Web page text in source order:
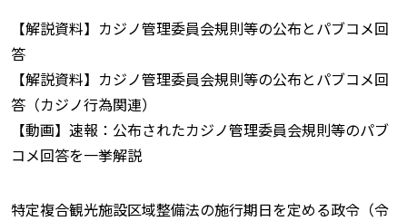
【解説資料】カジノ管理委員会規則等の公布とパブコメ回
答
【解説資料】カジノ管理委員会規則等の公布とパブコメ回
答（カジノ行為関連）
【動画】速報：公布されたカジノ管理委員会規則等のパブ
コメ回答を一挙解説
特定複合観光施設区域整備法の施行期日を定める政令（令